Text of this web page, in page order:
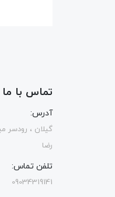
تماس با ما
آدرس:
گیلان ، رودسر
رضا
تلفن تماس:
09034319141